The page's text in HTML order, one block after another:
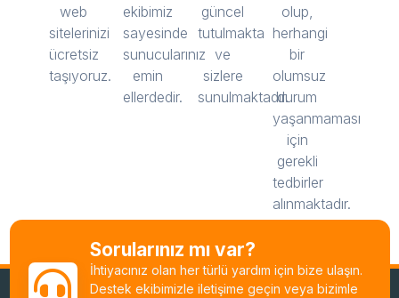
web
sitelerinizi
ücretsiz
taşıyoruz.
ekibimiz
sayesinde
sunucularınız
emin
ellerdedir.
güncel
tutulmakta
ve
sizlere
sunulmaktadır.
olup,
herhangi
bir
olumsuz
durum
yaşanmaması
için
gerekli
tedbirler
alınmaktadır.
Sorularınız mı var?
İhtiyacınız olan her türlü yardım için bize ulaşın.
Destek ekibimizle iletişime geçin veya bizimle